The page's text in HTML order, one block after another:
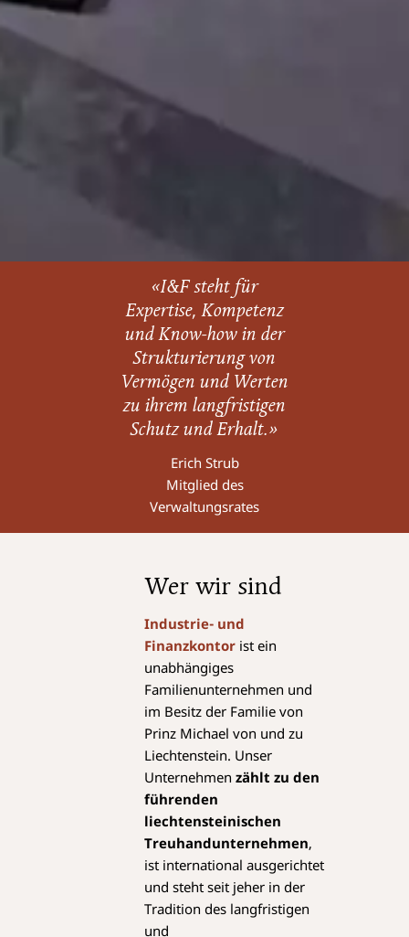
«I&F steht für
Expertise, Kompetenz
und Know-how in der
Strukturierung von
Vermögen und Werten
zu ihrem langfristigen
Schutz und Erhalt.»
Erich Strub
Mitglied des
Verwaltungsrates
Wer wir sind
Industrie- und
Finanzkontorist ein
unabhängiges
Familienunternehmen und
im Besitz der Familie von
Prinz Michael von und zu
Liechtenstein. Unser
Unternehmen zählt zu den
führenden
liechtensteinischen
Treuhandunternehmen,
ist international ausgerichtet
und steht seit jeher in der
Tradition des langfristigen
und